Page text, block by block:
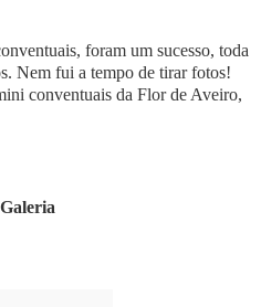
foram um sucesso, toda
Nem fui a tempo de tirar fotos!
conventuais da Flor de Aveiro,